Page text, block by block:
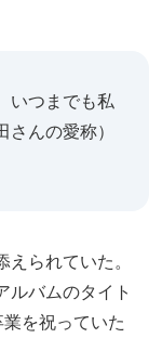
いつまでも私
んの愛称）
られていた。
ルバムのタイト
を祝っていた